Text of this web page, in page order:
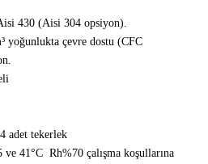
430 (Aisi 304 opsiyon).
yoğunlukta çevre dostu (CFC
adet tekerlek
ve 41°C Rh%70 çalışma koşullarına